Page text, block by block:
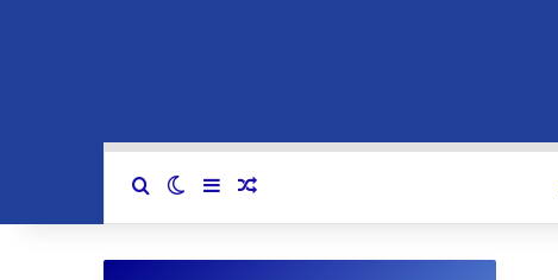
نوشته تصادفی
سایدبارتغییر پوسته